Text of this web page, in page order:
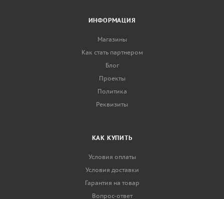
ИНФОРМАЦИЯ
Магазины
Как стать партнером
Блог
Проекты
Политика
Реквизиты
КАК КУПИТЬ
Условия оплаты
Условия доставки
Гарантия на товар
Вопрос-ответ